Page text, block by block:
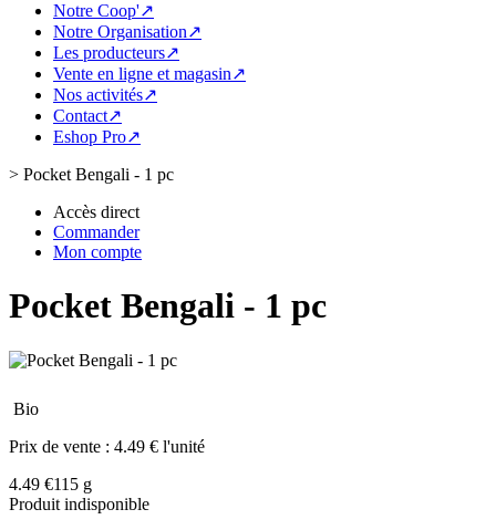
Notre Coop'↗
Notre Organisation↗
Les producteurs↗
Vente en ligne et magasin↗
Nos activités↗
Contact↗
Eshop Pro↗
> Pocket Bengali - 1 pc
Accès direct
Commander
Mon compte
Pocket Bengali - 1 pc
Bio
Prix de vente : 4.49 € l'unité
4.49 €115 g
Produit indisponible